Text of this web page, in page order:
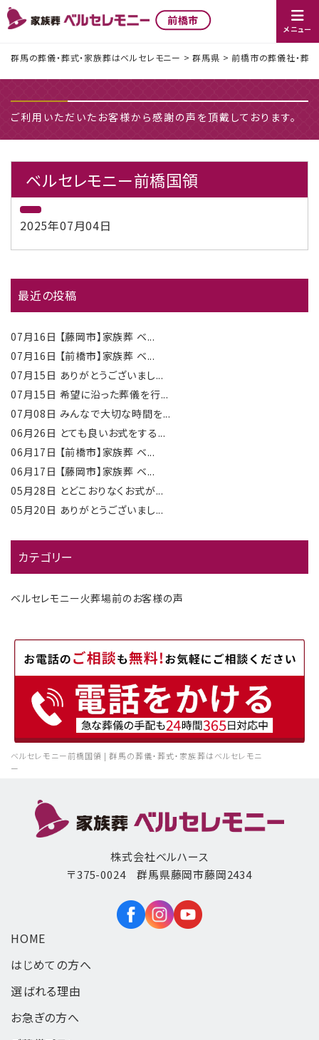
前橋市
メニュー
群馬の葬儀・葬式・家族葬はベルセレモニー >群馬県 > 前橋市の葬儀社・葬
ベルセレモニー前橋国領 | 群馬の葬儀・葬式・家族葬はベルセレモニ
ー
ご利用いただいたお客様から感謝の声を頂戴しております。
ベルセレモニー前橋国領
2025年07月04日
最近の投稿
07月16日 【藤岡市】家族葬 ベ...
07月16日 【前橋市】家族葬 ベ...
07月15日 ありがとうございまし...
07月15日 希望に沿った葬儀を行...
07月08日 みんなで大切な時間を...
06月26日 とても良いお式をする...
06月17日 【前橋市】家族葬 ベ...
06月17日 【藤岡市】家族葬 ベ...
05月28日 とどこおりなくお式が...
05月20日 ありがとうございまし...
カテゴリー
ベルセレモニー火葬場前のお客様の声
株式会社ベルハース
〒375-0024 群馬県藤岡市藤岡2434
HOME
はじめての方へ
選ばれる理由
お急ぎの方へ